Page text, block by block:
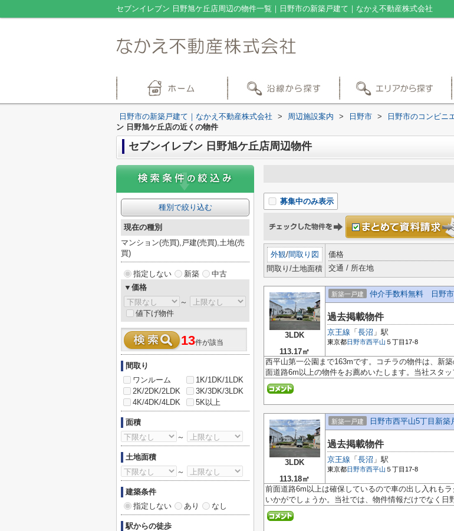
セブンイレブン 日野旭ケ丘店周辺の物件一覧｜日野市の新築戸建て｜なかえ不動産株式会社
日野市の新築戸建て｜なかえ不動産株式会社 > 周辺施設案内 > 日野市 > 日野市のコンビニ
ン 日野旭ケ丘店の近くの物件
セブンイレブン 日野旭ケ丘店周辺物件
募集中のみ表示
外観/間取り図
間取り/土地面積
価格
交通 / 所在地
3LDK
113.17㎡
新築一戸建 仲介手数料無料 日野
過去掲載物件
京王線 「 長沼 」駅
東京都日野市西平山 ５丁目17-8
西平山第一公園まで163mです。コチラの物件は、新
面道路6m以上の物件をお薦めいたします。当社スタ
3LDK
113.18㎡
新築一戸建 日野市西平山5丁目新
過去掲載物件
京王線 「 長沼 」駅
東京都日野市西平山 ５丁目17-8
前面道路6m以上は確保しているので車の出し入れも
いかがでしょうか。当社では、物件情報だけでなく日
種別で絞り込む
現在の種別
マンション(売買),戸建(売買),土地(売
買)
指定しない 新築
中古
▼価格
～
値下げ物件
13件が該当
間取り
ワンルーム
1K/1DK/1LDK
2K/2DK/2LDK
3K/3DK/3LDK
4K/4DK/4LDK
5K以上
面積
～
土地面積
～
建築条件
指定しない
あり なし
駅からの徒歩